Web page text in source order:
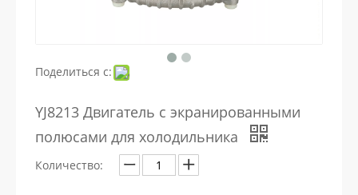
Поделиться с:
YJ8213 Двигатель с экранированными
полюсами для холодильника
Количество: